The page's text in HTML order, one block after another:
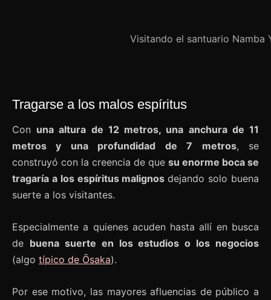
Visitando el santuario Namba
Tragarse a los malos espíritus
Con una altura de 12 metros, una anchura de 11
metros y una profundidad de 7 metros, se
construyó con la creencia de que su enorme boca se
tragaría a los espíritus malignosdejando solo buena
suerte a los visitantes.
Especialmente a quienes acuden hasta allí en busca
de buena suerte en los estudios o los negocios
(algo típico de Ōsaka).
Por ese motivo, las mayores afluencias de público a